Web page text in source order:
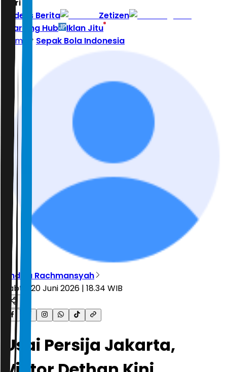
Hari ini
Indeks Berita
Zetizen
Learning Hub
Iklan Jitu
Home
Sepak Bola Indonesia
Andika Rachmansyah
Sabtu, 20 Juni 2026 | 18.34 WIB
Usai Persija Jakarta,